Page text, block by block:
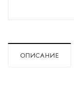
ОПИСАНИЕ